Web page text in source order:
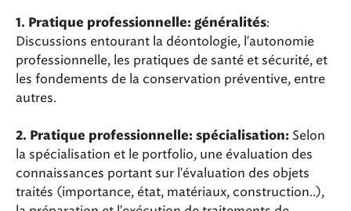
1. Pratique professionnelle: généralités:
Discussions entourant la déontologie, l'autonomie
professionnelle, les pratiques de santé et sécurité, et
les fondements de la conservation préventive, entre
autres.
2. Pratique professionnelle: spécialisation: Selon
la spécialisation et le portfolio, une évaluation des
connaissances portant sur l'évaluation des objets
traités (importance, état, matériaux, construction..),